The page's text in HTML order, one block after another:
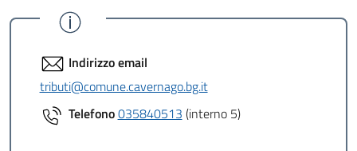
Indirizzo email
tributi@comune.cavernago.bg.it
Telefono035840513 (interno 5)